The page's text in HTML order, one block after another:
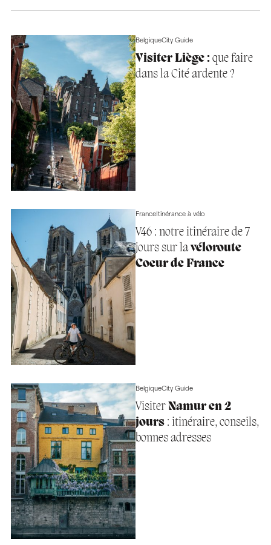
BelgiqueCity Guide
Visiter Liège :que faire
dans la Cité ardente ?
FranceItinérance à vélo
V46 : notre itinéraire de 7
jours sur lavéloroute
Coeur de France
BelgiqueCity Guide
VisiterNamur en 2
jours: itinéraire, conseils,
bonnes adresses